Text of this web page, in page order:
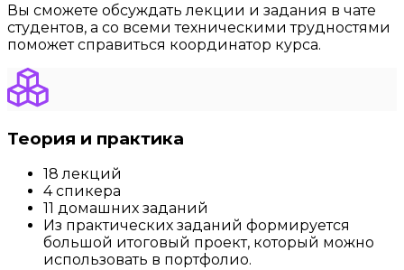
Вы сможете обсуждать лекции и задания в чате
студентов, а со всеми техническими трудностями
поможет справиться координатор курса.
Теория и практика
18 лекций
4 спикера
11 домашних заданий
Из практических заданий формируется
большой итоговый проект, который можно
использовать в портфолио.